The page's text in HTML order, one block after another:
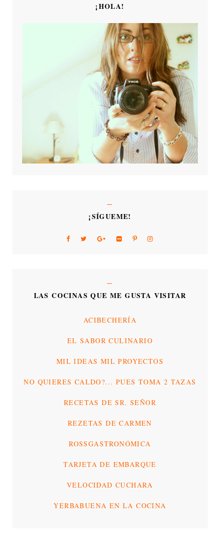
¡HOLA!
¡SÍGUEME!
LAS COCINAS QUE ME GUSTA VISITAR
ACIBECHERÍA
EL SABOR CULINARIO
MIL IDEAS MIL PROYECTOS
NO QUIERES CALDO?... PUES TOMA 2 TAZAS
RECETAS DE SR. SEÑOR
REZETAS DE CARMEN
ROSSGASTRONÓMICA
TARJETA DE EMBARQUE
VELOCIDAD CUCHARA
YERBABUENA EN LA COCINA